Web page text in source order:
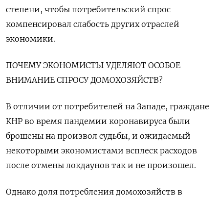
степени, чтобы потребительский спрос
компенсировал слабость других отраслей
экономики.
ПОЧЕМУ ЭКОНОМИСТЫ УДЕЛЯЮТ ОСОБОЕ
ВНИМАНИЕ СПРОСУ ДОМОХОЗЯЙСТВ?
В отличии от потребителей на Западе, граждане
КНР во время пандемии коронавируса были
брошены на произвол судьбы, и ожидаемый
некоторыми экономистами всплеск расходов
после отмены локдаунов так и не произошел.
Однако доля потребления домохозяйств в